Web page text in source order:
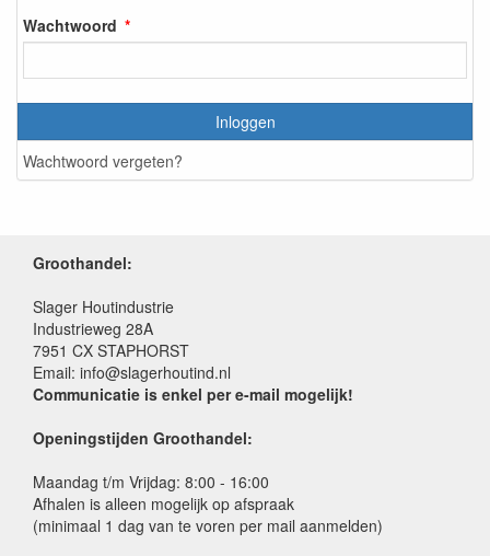
Wachtwoord
Inloggen
Wachtwoord vergeten?
Groothandel:
Slager Houtindustrie
Industrieweg 28A
7951 CX STAPHORST
Email: info@slagerhoutind.nl
Communicatie is enkel per e-mail mogelijk!
Openingstijden Groothandel:
Maandag t/m Vrijdag: 8:00 - 16:00
Afhalen is alleen mogelijk op afspraak
(minimaal 1 dag van te voren per mail aanmelden)